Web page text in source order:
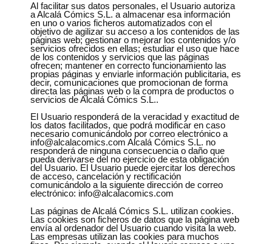
Al facilitar sus datos personales, el Usuario autoriza
a Alcalá Cómics S.L. a almacenar esa información
en uno o varios ficheros automatizados con el
objetivo de agilizar su acceso a los contenidos de las
páginas web; gestionar o mejorar los contenidos y/o
servicios ofrecidos en ellas; estudiar el uso que hace
de los contenidos y servicios que las páginas
ofrecen; mantener en correcto funcionamiento las
propias páginas y enviarle información publicitaria, es
decir, comunicaciones que promocionan de forma
directa las páginas web o la compra de productos o
servicios de Alcalá Cómics S.L..
El Usuario responderá de la veracidad y exactitud de
los datos facilitados, que podrá modificar en caso
necesario comunicándolo por correo electrónico a
info@alcalacomics.com Alcalá Cómics S.L. no
responderá de ninguna consecuencia o daño que
pueda derivarse del no ejercicio de esta obligación
del Usuario. El Usuario puede ejercitar los derechos
de acceso, cancelación y rectificación
comunicándolo a la siguiente dirección de correo
electrónico: info@alcalacomics.com
Las páginas de Alcalá Cómics S.L. utilizan cookies.
Las cookies son ficheros de datos que la página web
envía al ordenador del Usuario cuando visita la web.
Las empresas utilizan las cookies para muchos